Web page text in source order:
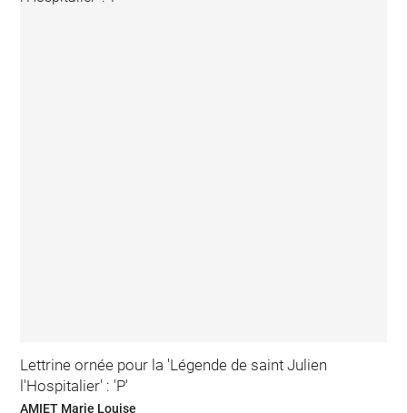
Lettrine ornée pour la 'Légende de saint Julien
l'Hospitalier' : 'P'
AMIET Marie Louise